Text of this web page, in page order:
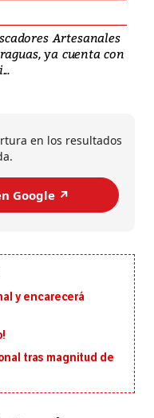
Artesanales
ya cuenta con
en los resultados
Google ↗️
y encarecerá
tras magnitud de